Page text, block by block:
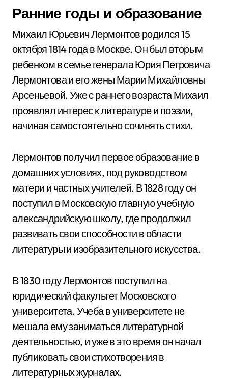
Ранние годы и образование
Михаил Юрьевич Лермонтов родился 15
октября 1814 года в Москве. Он был вторым
ребенком в семье генерала Юрия Петровича
Лермонтова и его жены Марии Михайловны
Арсеньевой. Уже с раннего возраста Михаил
проявлял интерес к литературе и поэзии,
начиная самостоятельно сочинять стихи.
Лермонтов получил первое образование в
домашних условиях, под руководством
матери и частных учителей. В 1828 году он
поступил в Московскую главную учебную
александрийскую школу, где продолжил
развивать свои способности в области
литературы и изобразительного искусства.
В 1830 году Лермонтов поступил на
юридический факультет Московского
университета. Учеба в университете не
мешала ему заниматься литературной
деятельностью, и уже в это время он начал
публиковать свои стихотворения в
литературных журналах.